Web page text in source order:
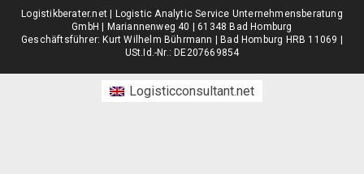
Logistikberater.net | Logistic Analytic Service Unternehmensberatung
GmbH | Mariannenweg 40 | 61348 Bad Homburg
Geschäftsführer: Kurt Wilhelm Bührmann | Bad Homburg HRB 11069 |
USt.Id.-Nr.: DE207669854
Logisticconsultant.net